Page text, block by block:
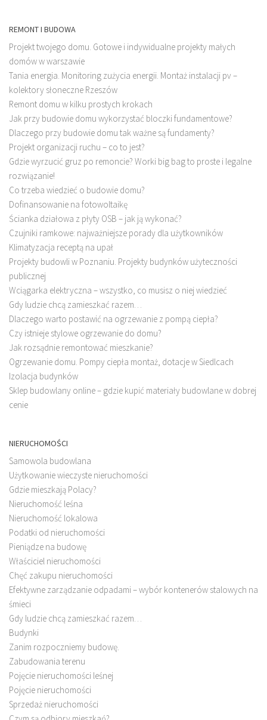
REMONT I BUDOWA
Projekt twojego domu. Gotowe i indywidualne projekty małych
domów w warszawie
Tania energia. Monitoring zużycia energii. Montaż instalacji pv –
kolektory słoneczne Rzeszów
Remont domu w kilku prostych krokach
Jak przy budowie domu wykorzystać bloczki fundamentowe?
Dlaczego przy budowie domu tak ważne są fundamenty?
Projekt organizacji ruchu – co to jest?
Gdzie wyrzucić gruz po remoncie? Worki big bag to proste i legalne
rozwiązanie!
Co trzeba wiedzieć o budowie domu?
Dofinansowanie na fotowoltaikę
Ścianka działowa z płyty OSB – jak ją wykonać?
Czujniki ramkowe: najważniejsze porady dla użytkowników
Klimatyzacja receptą na upał
Projekty budowli w Poznaniu. Projekty budynków użyteczności
publicznej
Wciągarka elektryczna – wszystko, co musisz o niej wiedzieć
Gdy ludzie chcą zamieszkać razem…
Dlaczego warto postawić na ogrzewanie z pompą ciepła?
Czy istnieje stylowe ogrzewanie do domu?
Jak rozsądnie remontować mieszkanie?
Ogrzewanie domu. Pompy ciepła montaż, dotacje w Siedlcach
Izolacja budynków
Sklep budowlany online – gdzie kupić materiały budowlane w dobrej
cenie
NIERUCHOMOŚCI
Samowola budowlana
Użytkowanie wieczyste nieruchomości
Gdzie mieszkają Polacy?
Nieruchomość leśna
Nieruchomość lokalowa
Podatki od nieruchomości
Pieniądze na budowę
Właściciel nieruchomości
Chęć zakupu nieruchomości
Efektywne zarządzanie odpadami – wybór kontenerów stalowych na
śmieci
Gdy ludzie chcą zamieszkać razem…
Budynki
Zanim rozpoczniemy budowę.
Zabudowania terenu
Pojęcie nieruchomości leśnej
Pojęcie nieruchomości
Sprzedaż nieruchomości